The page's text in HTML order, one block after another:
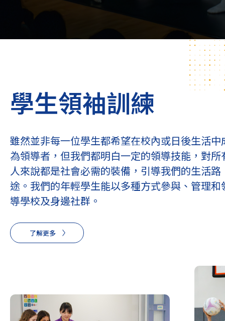
學生領袖訓練
雖然並非每一位學生都希望在校內或日後生活中
為領導者，但我們都明白一定的領導技能，對所
人來說都是社會必需的裝備，引導我們的生活路
途。我們的年輕學生能以多種方式參與、管理和
導學校及身邊社群。
了解更多